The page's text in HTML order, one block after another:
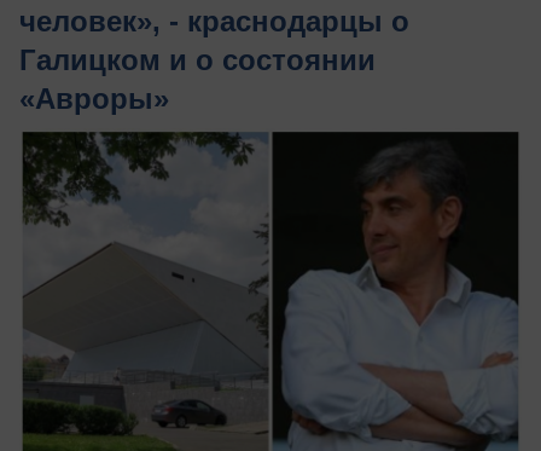
человек», - краснодарцы о
Галицком и о состоянии
«Авроры»